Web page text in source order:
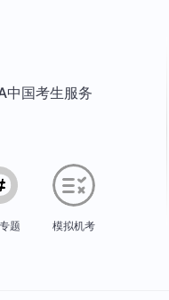
中国考生服务
题 模拟机考